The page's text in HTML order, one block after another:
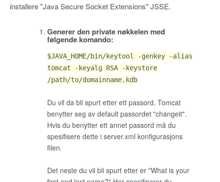
installere "Java Secure Socket Extensions" JSSE.
Generer den private nøkkelen med
følgende komando:
$JAVA_HOME/bin/keytool -genkey -alias
tomcat -keyalg RSA -keystore
/path/to/domainname.kdb
Du vil da bli spurt etter ett passord. Tomcat
benytter seg av default passordet "changeit".
Hvis du benytter ett annet passord må du
spesifisere dette i server.xml konfigurasjons
filen.
Det neste du vil bli spurt etter er "What is your